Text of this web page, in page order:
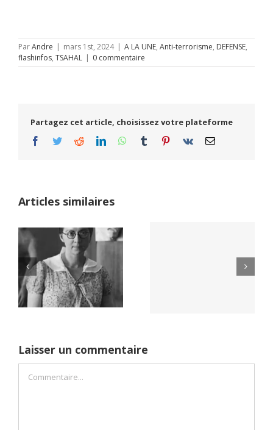
ParAndre | mars 1st, 2024 | A LA UNE, Anti-terrorisme, DEFENSE,
flashinfos, TSAHAL | 0 commentaire
Partagez cet article, choisissez votre plateforme
Facebook
TwitterRedditLinkedInWhatsApp
Tumblr Pinterest
Vk Email
Articles similaires
Netflix Field of
Dreams (1989)
Yaïr Golan : une
Laisser un commentaire